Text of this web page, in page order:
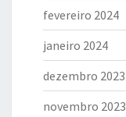
fevereiro 2024
janeiro 2024
dezembro 2023
novembro 2023